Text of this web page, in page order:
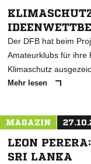
Der DFB hat beim
Amateurklubs für ihre
Klimaschutz
Mehr lesen
MAGAZIN
LEON
SRI LANKA